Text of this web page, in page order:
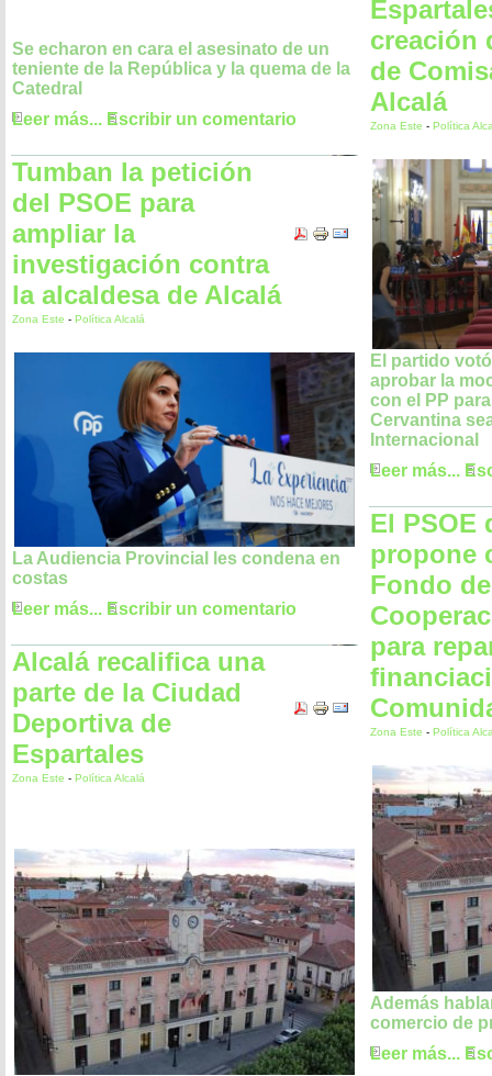
Se echaron en cara el asesinato de un
teniente de la República y la quema de la
Catedral
Leer más... Escribir un comentario
Tumban la petición
del PSOE para
ampliar la
investigación contra
la alcaldesa de Alcalá
Zona Este - Política Alcalá
La Audiencia Provincial les condena en
costas
Leer más... Escribir un comentario
Alcalá recalifica una
parte de la Ciudad
Deportiva de
Espartales
Zona Este - Política Alcalá
creación
de
Alcalá
Zona Este - Política
El partido
aprobar la
con el PP
Cervantina
Internacional
Leer más...
El PSOE
propone
Fondo de
para
Zona Este - Política
Además
comercio de
Leer más...